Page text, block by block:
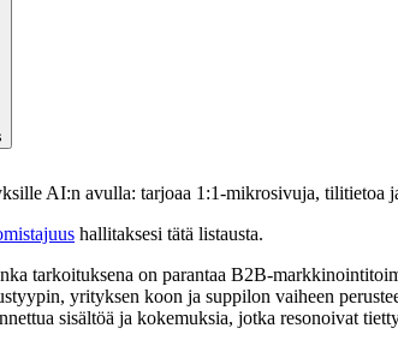
AI:n avulla: tarjoaa 1:1-mikrosivuja, tilitietoa
hallitaksesi tätä listausta.
tarkoituksena on parantaa B2B-
yrityksen koon ja suppilon vaiheen
sisältöä ja kokemuksia, jotka resonoivat